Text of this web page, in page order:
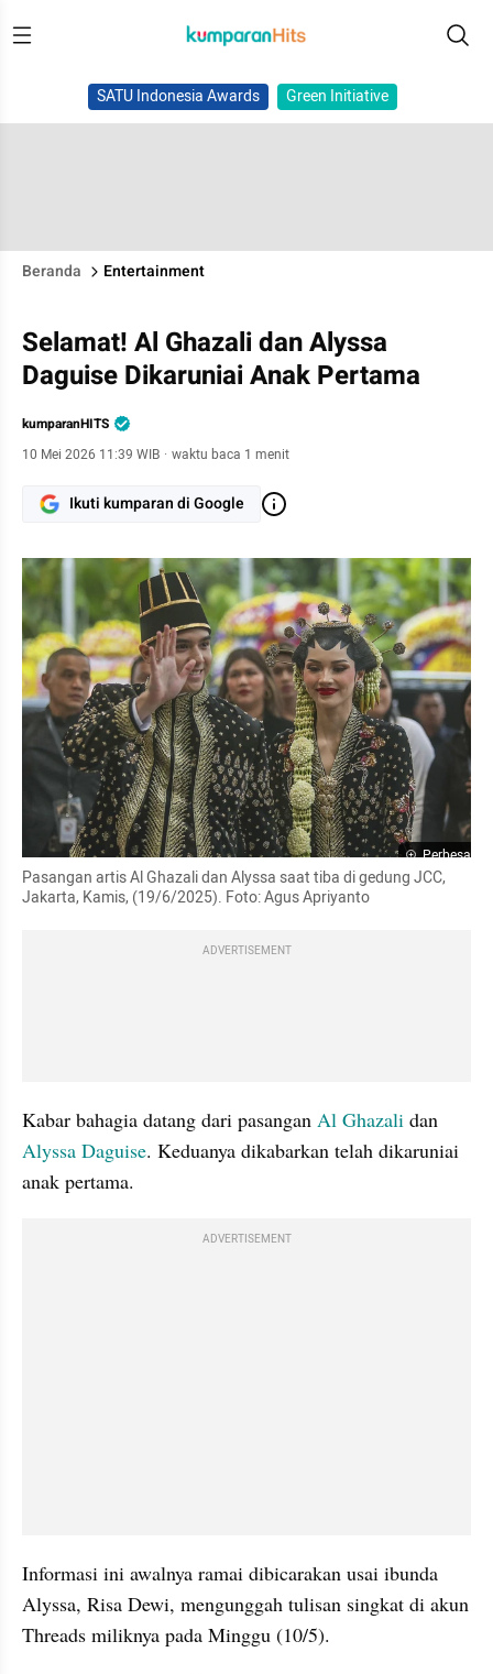
SATU Indonesia Awards Green Initiative
Beranda Entertainment
Selamat! Al Ghazali dan Alyssa
Daguise Dikaruniai Anak Pertama
kumparanHITS
10 Mei 2026 11:39 WIB · waktu baca 1 menit
Ikuti kumparan di Google
Perbesar
Pasangan artis Al Ghazali dan Alyssa saat tiba di gedung JCC,
Jakarta, Kamis, (19/6/2025). Foto: Agus Apriyanto
ADVERTISEMENT
Kabar bahagia datang dari pasangan Al Ghazali
Alyssa Daguise. Keduanya dikabarkan telah dikaruniai
anak pertama.
ADVERTISEMENT
Informasi ini awalnya ramai dibicarakan usai ibunda
Alyssa, Risa Dewi, mengunggah tulisan singkat di akun
Threads miliknya pada Minggu (10/5).